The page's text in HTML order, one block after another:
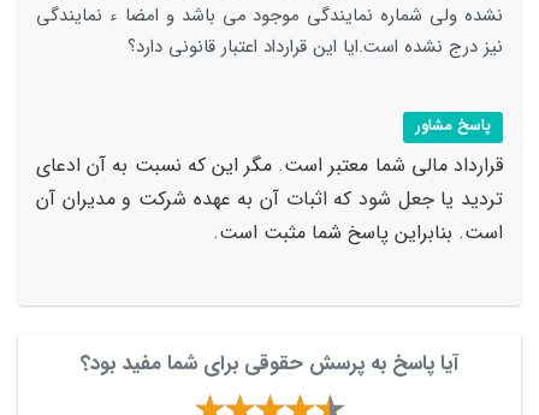
نشده ولی شماره نمایندگی موجود می باشد و امضا ء نمایندگی
نیز درج نشده است.ایا این قرارداد اعتبار قانونی دارد؟
پاسخ مشاور
قرارداد مالی شما معتبر است. مگر این که نسبت به آن ادعای
تردید یا جعل شود که اثبات آن به عهده شرکت و مدیران آن
است. بنابراین پاسخ شما مثبت است.
آیا پاسخ به پرسش حقوقی برای شما مفید بود؟